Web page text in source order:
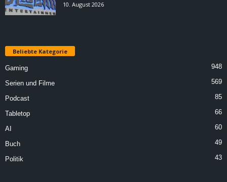
10. August 2026
Beliebte Kategorie
Gaming 948
Serien und Filme 569
Podcast 85
Tabletop 66
AI 60
Buch 49
Politik 43